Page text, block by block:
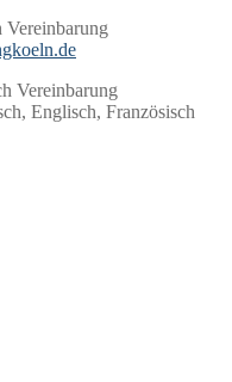
Vereinbarung
Vereinbarung
Englisch, Französisch